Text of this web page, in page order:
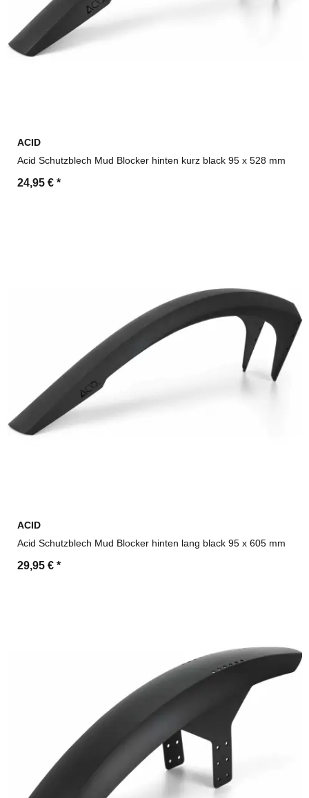
ACID
Acid Schutzblech Mud Blocker hinten kurz black 95 x 528 mm
24,95 € *
ACID
Acid Schutzblech Mud Blocker hinten lang black 95 x 605 mm
29,95 € *